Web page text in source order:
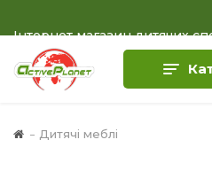
Інтернет магазин дитячих
Дитячі меблі